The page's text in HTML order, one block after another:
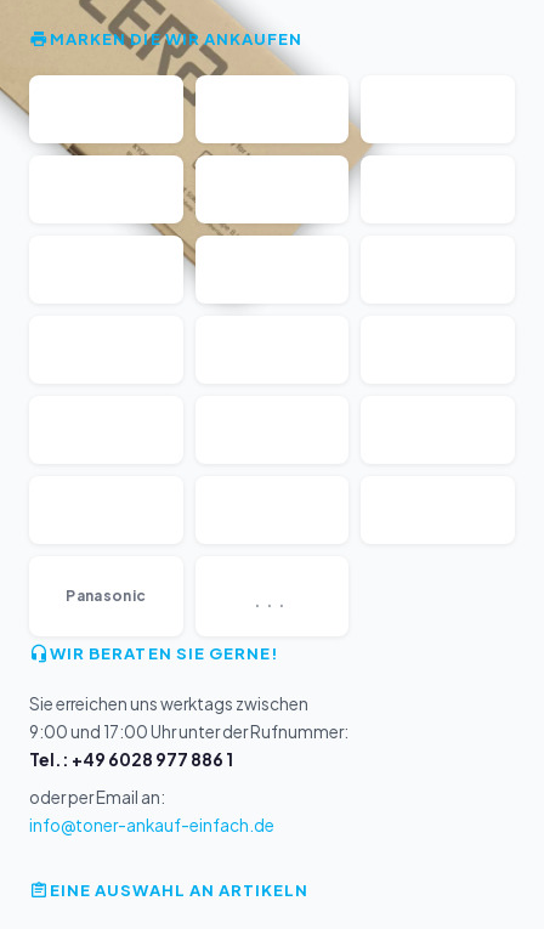
MARKEN DIE WIR ANKAUFEN
Panasonic ...
WIR BERATEN SIE GERNE!
Sie erreichen uns werktags zwischen
9:00 und 17:00 Uhr unter der Rufnummer:
Tel.: +49 6028 977 886 1
oder per Email an:
info@toner-ankauf-einfach.de
EINE AUSWAHL AN ARTIKELN